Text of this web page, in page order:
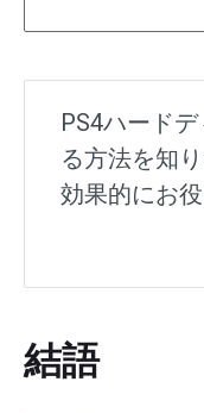
PS4ハード
る方法を知
効果的にお役
結語